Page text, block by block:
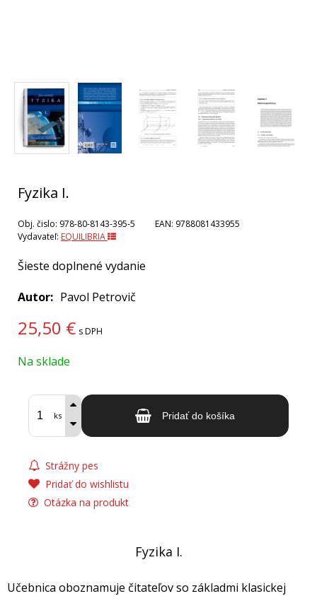
Fyzika I.
Obj. čislo: 978-80-8143-395-5 EAN: 9788081433955
Vydavateľ: EQUILIBRIA
Šieste doplnené vydanie
Autor
Pavol Petrovič
25,50 € s DPH
Na sklade
ks Pridať do košíka
Strážny pes
Pridať do wishlistu
Otázka na produkt
Fyzika I.
Učebnica oboznamuje čitateľov so základmi klasickej